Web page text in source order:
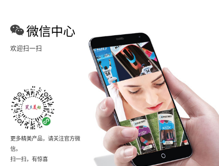
微信中心
欢迎扫一扫
更多精美产品，请关注官方微
信。
扫一扫，有惊喜